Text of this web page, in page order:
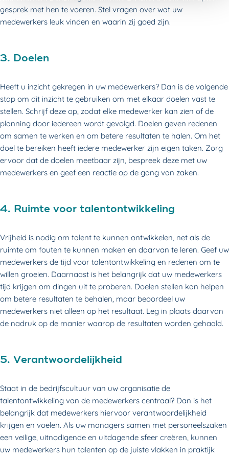
gesprek met hen te voeren. Stel vragen over wat uw
medewerkers leuk vinden en waarin zij goed zijn.
3. Doelen
Heeft u inzicht gekregen in uw medewerkers? Dan is de volgende
stap om dit inzicht te gebruiken om met elkaar doelen vast te
stellen. Schrijf deze op, zodat elke medewerker kan zien of de
planning door iedereen wordt gevolgd. Doelen geven redenen
om samen te werken en om betere resultaten te halen. Om het
doel te bereiken heeft iedere medewerker zijn eigen taken. Zorg
ervoor dat de doelen meetbaar zijn, bespreek deze met uw
medewerkers en geef een reactie op de gang van zaken.
4. Ruimte voor talentontwikkeling
Vrijheid is nodig om talent te kunnen ontwikkelen, net als de
ruimte om fouten te kunnen maken en daarvan te leren. Geef uw
medewerkers de tijd voor talentontwikkeling en redenen om te
willen groeien. Daarnaast is het belangrijk dat uw medewerkers
tijd krijgen om dingen uit te proberen. Doelen stellen kan helpen
om betere resultaten te behalen, maar beoordeel uw
medewerkers niet alleen op het resultaat. Leg in plaats daarvan
de nadruk op de manier waarop de resultaten worden gehaald.
5. Verantwoordelijkheid
Staat in de bedrijfscultuur van uw organisatie de
talentontwikkeling van de medewerkers centraal? Dan is het
belangrijk dat medewerkers hiervoor verantwoordelijkheid
krijgen en voelen. Als uw managers samen met personeelszaken
een veilige, uitnodigende en uitdagende sfeer creëren, kunnen
uw medewerkers hun talenten op de juiste vlakken in praktijk